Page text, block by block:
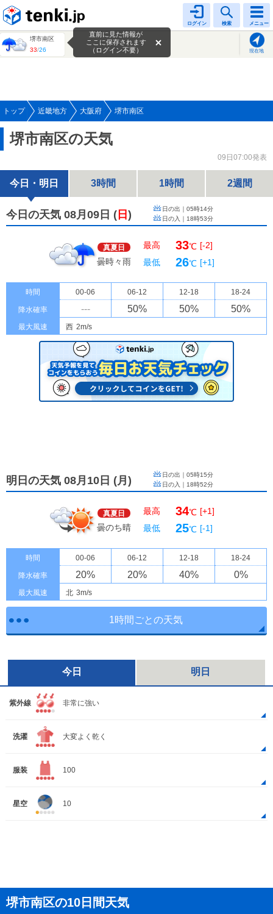
ログイン 検索 メニュー
堺市南区
33/26 現在地
直前に見た情報が
ここに保存されます
（ログイン不要）
トップ 近畿地方 大阪府 堺市南区
堺市南区の天気
09日07:00発表
今日・明日 3時間 1時間 2週間
今日の天気 08月09日 ( 日 ) 日の出｜ 05時14分
日の入｜ 18時53分
真夏日
曇時々雨
最高 33℃ [-2]
最低
26℃ [+1]
時間 00-06 06-12 12-18 18-24
降水確率 --- 50% 50% 50%
最大風速 西 2m/s
明日の天気 08月10日 (月 ) 日の出｜ 05時15分
日の入｜ 18時52分
真夏日
曇のち晴
最高 34℃ [+1]
最低
25℃ [-1]
時間 00-06 06-12 12-18 18-24
降水確率 20% 20% 40% 0%
最大風速 北 3m/s
1時間ごとの天気
今日 明日
紫外線 非常に強い
洗濯 大変よく乾く
服装 100
星空 10
堺市南区の10日間天気